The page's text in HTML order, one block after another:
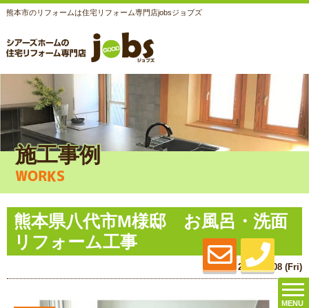
熊本市のリフォームは住宅リフォーム専門店jobsジョブズ
MENU
施工事例
WORKS
熊本県八代市M様邸 お風呂・洗面
リフォーム工事
2015.05.08 (Fri)